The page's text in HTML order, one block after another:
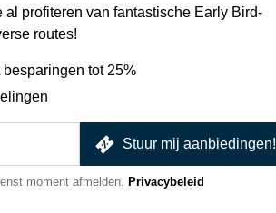
profiteren van fantastische Early Bird-
routes!
tot 25%
Stuur mij aanbiedingen!
moment afmelden. Privacybeleid